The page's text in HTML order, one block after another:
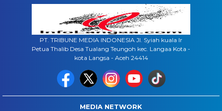
PT. TRIBUNE MEDIA INDONESIA Jl. Syiah kuala lr
Petua Thalib Desa Tualang Teungoh kec. Langaa Kota -
kota Langsa - Aceh 24414
MEDIA NETWORK